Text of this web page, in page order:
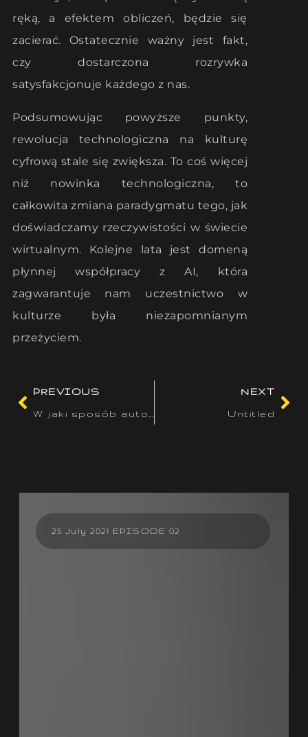
ręką, a efektem obliczeń, będzie się
zacierać. Ostatecznie ważny jest fakt,
czy dostarczona rozrywka
satysfakcjonuje każdego z nas.
Podsumowując powyższe punkty,
rewolucja technologiczna na kulturę
cyfrową stale się zwiększa. To coś więcej
niż nowinka technologiczna, to
całkowita zmiana paradygmatu tego, jak
doświadczamy rzeczywistości w świecie
wirtualnym. Kolejne lata jest domeną
płynnej współpracy z AI, która
zagwarantuje nam uczestnictwo w
kulturze była niezapomnianym
przeżyciem.
PREVIOUS
W jaki sposób automatyzacja przeobraża oblicze zabawy
NEXT
Untitled
25 July 2021 EPISODE 02